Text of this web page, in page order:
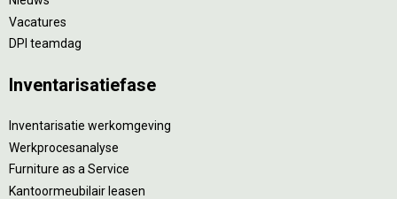
Vacatures
DPI teamdag
Inventarisatiefase
Inventarisatie werkomgeving
Werkprocesanalyse
Furniture as a Service
Kantoormeubilair leasen